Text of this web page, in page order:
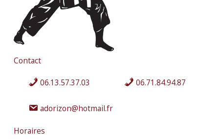
Contact
06.13.57.37.03 06.71.84.94.87
adorizon@hotmail.fr
Horaires